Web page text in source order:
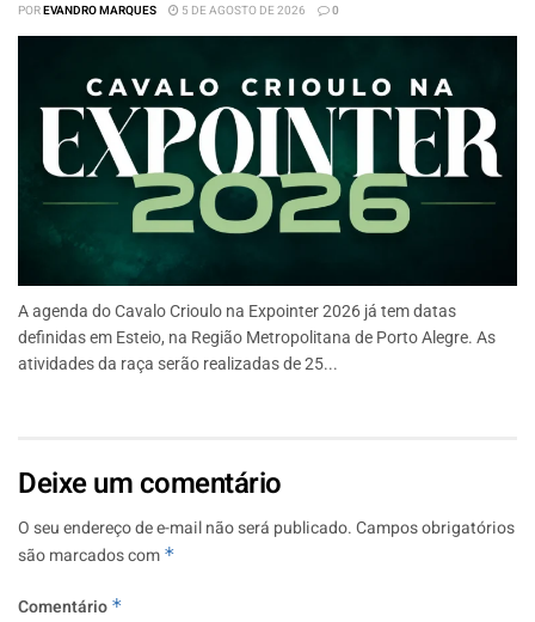
POREVANDRO MARQUES 5 DE AGOSTO DE 2026 0
A agenda do Cavalo Crioulo na Expointer 2026 já tem datas
definidas em Esteio, na Região Metropolitana de Porto Alegre. As
atividades da raça serão realizadas de 25...
Deixe um comentário
O seu endereço de e-mail não será publicado.Campos obrigatórios
são marcados com *
Comentário *